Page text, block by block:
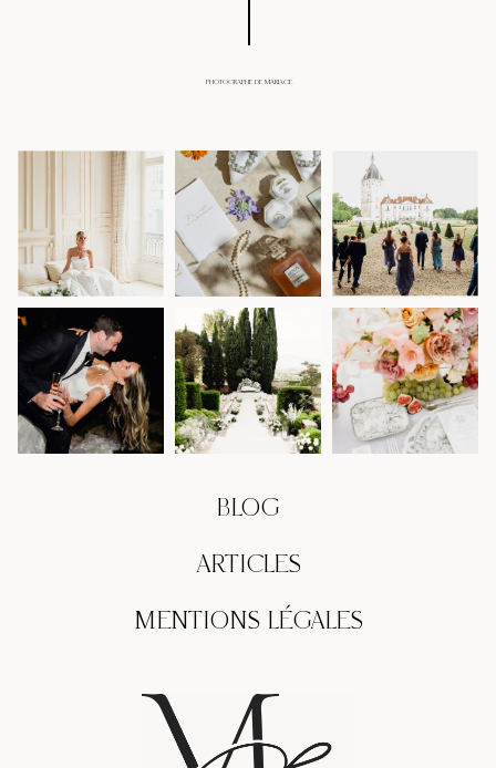
PHOTOGRAPHE DE MARIAGE
BLOG
ARTICLES
MENTIONS LÉGALES